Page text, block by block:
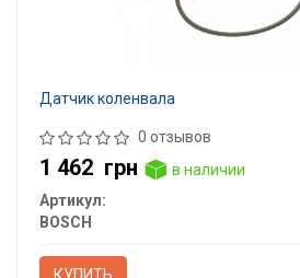
Датчик коленвала
0 отзывов
1 462 грн
в наличии
Артикул:
BOSCH